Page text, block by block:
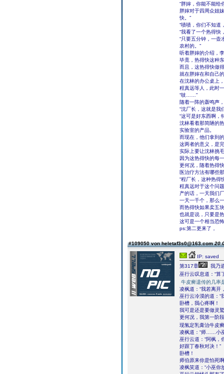
“胖婶，你能不能给
胖婶对于四周众姐
快。”
“啧啧，你们不知道
“我看了一个热得快
“只要五分钟，一壶
农村的。”
听着胖婶的介绍，
毕竟，热得快这种
而且，这热得快做
就在胖婶在和自己
在沈林的办公桌上
程真远等人，此时
“吱……”
随着一阵的轰鸣声
“沈厂长，这就是我
“这可是好东西啊，
沈林看着那简陋的
实验室的产品。
而现在，他们拿到
这两者的意义，是
实际上要让沈林挑
因为这热得快的每
更何况，随着热得
医治疗方法有哪些
“程厂长，这种热得
程真远对于这个问
产的话，一天我们
一天一千个，那么
而热得快如果卖五
也就是说，只要是
这可是一个相当恐
ps:第二更来了，
#109050 von heletaf3s0@163.com
IP: saved
第317章
我乃
巫行云叹息道：“算
牛皮癣遗传的几率
凌枫道：“我若离开
巫行云冷漠的道：“
卧槽，我心疼啊！
我可是还是要做灵
更何况，我第一阶
现氢定乳膏治牛皮
凌枫道：“师……小
巫行云道：“阿枫
好跟丁春秋对决！”
卧槽！
师伯原来你是怕死
凌枫笑道：“小巫你